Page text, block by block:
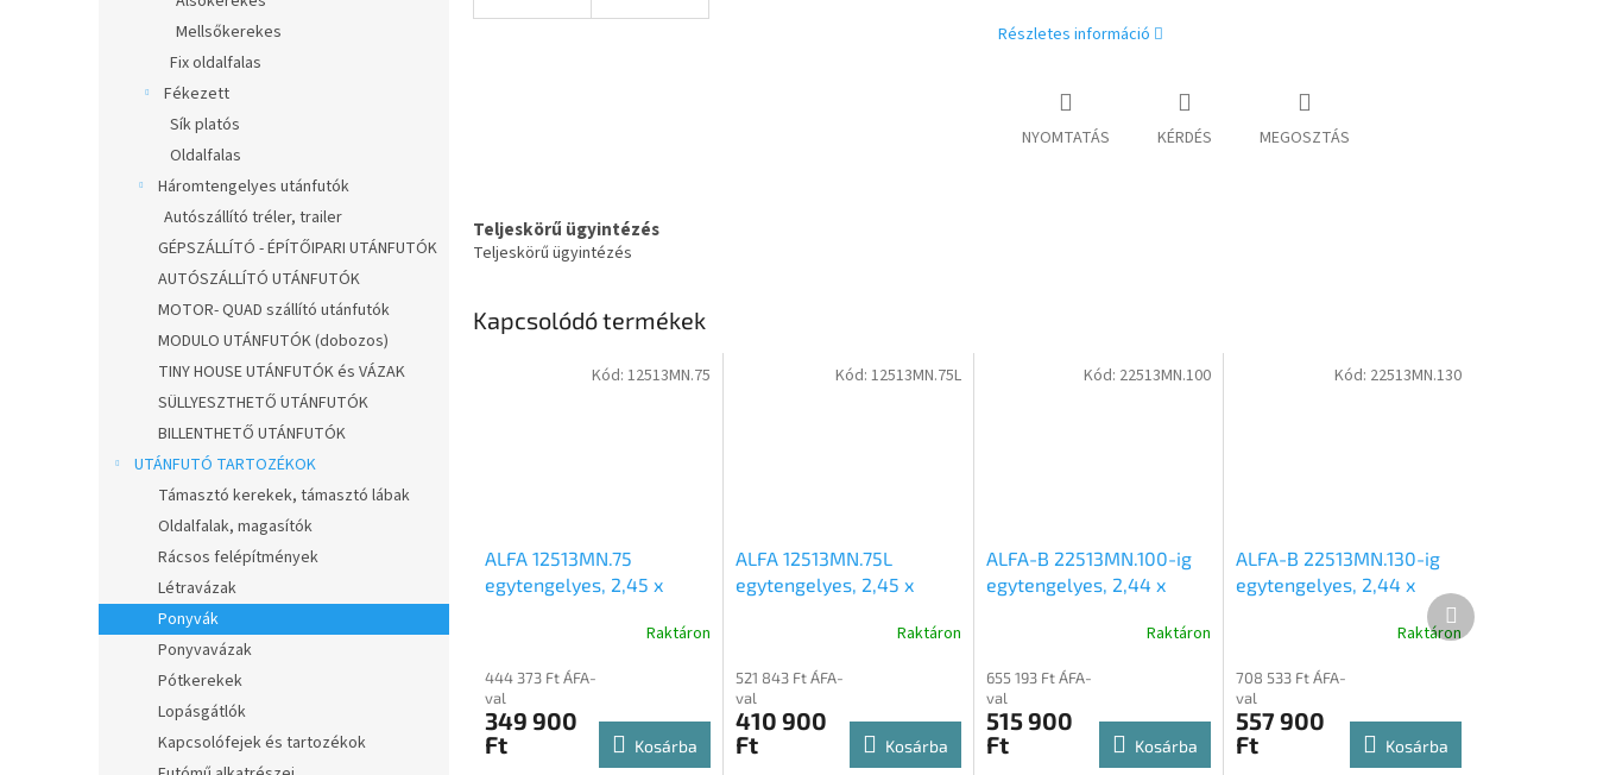
Mellsőkerekes
Fix oldalfalas
Fékezett
Sík platós
Oldalfalas
Háromtengelyes utánfutók
Autószállító tréler, trailer
GÉPSZÁLLÍTÓ - ÉPÍTŐIPARI UTÁNFUTÓK
AUTÓSZÁLLÍTÓ UTÁNFUTÓK
MOTOR- QUAD szállító utánfutók
MODULO UTÁNFUTÓK (dobozos)
TINY HOUSE UTÁNFUTÓK és VÁZAK
SÜLLYESZTHETŐ UTÁNFUTÓK
BILLENTHETŐ UTÁNFUTÓK
UTÁNFUTÓ TARTOZÉKOK
Támasztó kerekek, támasztó lábak
Oldalfalak, magasítók
Rácsos felépítmények
Létravázak
Ponyvák
Ponyvavázak
Pótkerekek
Lopásgátlók
Kapcsolófejek és tartozékok
Részletes információ
NYOMTATÁS KÉRDÉS MEGOSZTÁS
Teljeskörű ügyintézés
Teljeskörű ügyintézés
Kapcsolódó termékek
ALFA 12513MN.75
egytengelyes, 2,45 x
fékezetlen mellsőkerekes
utánfutó
Raktáron
444 373 Ft ÁFA-
val
349 900
Ft
Kosárba
Kód: 12513MN.75
ALFA 12513MN.75L
egytengelyes, 2,45 x
fékezetlen mellsőkerekes
nyitott utánfutó
Raktáron
521 843 Ft ÁFA-
val
410 900
Ft
Kosárba
Kód: 12513MN.75L
ALFA-B 22513MN.100-ig
egytengelyes, 2,44 x
fékezett mellsőkerekes
Raktáron
655 193 Ft ÁFA-
val
515 900
Ft
Kosárba
Kód: 22513MN.100
ALFA-B 22513MN.130-ig
egytengelyes, 2,44 x
1,25m méretű, 1300kg,
fékezett mellsőkerekes
Raktáron
708 533 Ft ÁFA-
val
557 900
Ft
Kosárba
Kód: 22513MN.130
Következő
termék